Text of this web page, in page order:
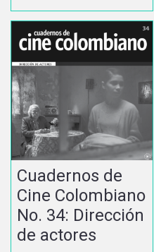
Cuadernos de
Cine Colombiano
No. 34: Dirección
de actores